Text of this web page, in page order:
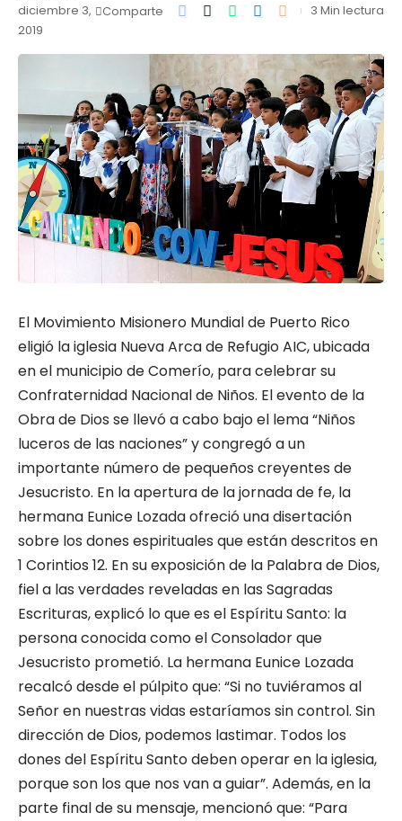
diciembre 3,
2019
Comparte 3 Min lectura
El Movimiento Misionero Mundial de Puerto Rico
eligió la iglesia Nueva Arca de Refugio AIC, ubicada
en el municipio de Comerío, para celebrar su
Confraternidad Nacional de Niños. El evento de la
Obra de Dios se llevó a cabo bajo el lema “Niños
luceros de las naciones” y congregó a un
importante número de pequeños creyentes de
Jesucristo. En la apertura de la jornada de fe, la
hermana Eunice Lozada ofreció una disertación
sobre los dones espirituales que están descritos en
1 Corintios 12. En su exposición de la Palabra de Dios,
fiel a las verdades reveladas en las Sagradas
Escrituras, explicó lo que es el Espíritu Santo: la
persona conocida como el Consolador que
Jesucristo prometió. La hermana Eunice Lozada
recalcó desde el púlpito que: “Si no tuviéramos al
Señor en nuestras vidas estaríamos sin control. Sin
dirección de Dios, podemos lastimar. Todos los
dones del Espíritu Santo deben operar en la iglesia,
porque son los que nos van a guiar”. Además, en la
parte final de su mensaje, mencionó que: “Para